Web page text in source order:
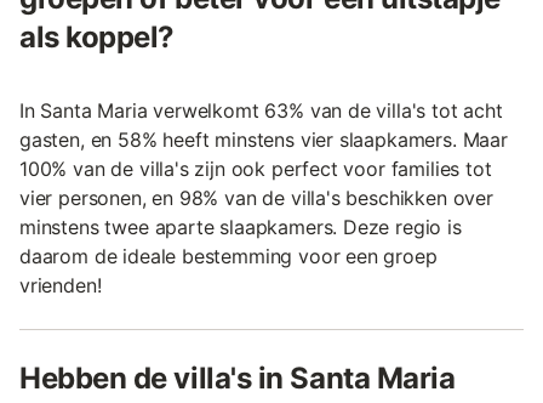
als koppel?
In Santa Maria verwelkomt 63% van de villa's tot acht
gasten, en 58% heeft minstens vier slaapkamers. Maar
100% van de villa's zijn ook perfect voor families tot
vier personen, en 98% van de villa's beschikken over
minstens twee aparte slaapkamers. Deze regio is
daarom de ideale bestemming voor een groep
vrienden!
Hebben de villa's in Santa Maria